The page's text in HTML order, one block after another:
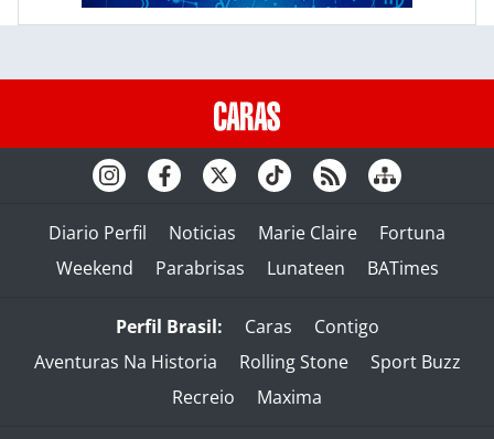
Diario Perfil Noticias Marie Claire
Fortuna
Weekend
Parabrisas Lunateen BATimes
Perfil Brasil: Caras
Contigo
Aventuras Na Historia
Rolling Stone
Sport Buzz
Recreio
Maxima